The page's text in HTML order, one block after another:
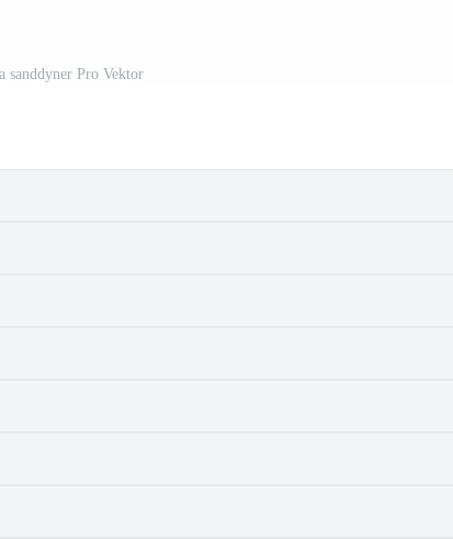
sanddyner Pro Vektor